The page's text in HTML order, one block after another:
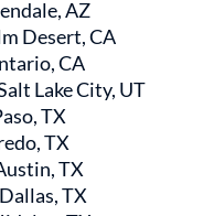
AZ
Desert, CA
CA
Lake City, UT
TX
TX
TX
TX